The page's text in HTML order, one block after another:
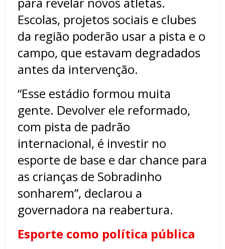
Escolas, projetos sociais e clubes
da região poderão usar a pista e o
campo, que estavam degradados
antes da intervenção.
“Esse estádio formou muita
gente. Devolver ele reformado,
com pista de padrão
internacional, é investir no
esporte de base e dar chance para
as crianças de Sobradinho
sonharem”, declarou a
governadora na reabertura.
Esporte como política pública